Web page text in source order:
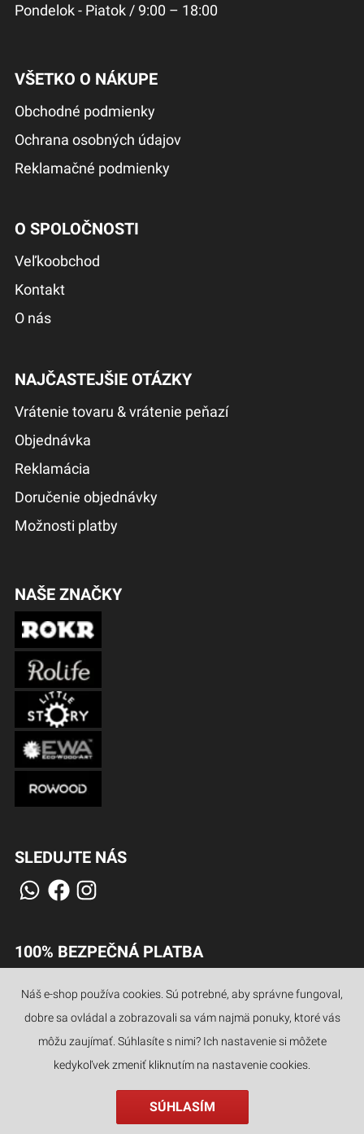
Pondelok - Piatok / 9:00 – 18:00
VŠETKO O NÁKUPE
Obchodné podmienky
Ochrana osobných údajov
Reklamačné podmienky
O SPOLOČNOSTI
Veľkoobchod
Kontakt
O nás
NAJČASTEJŠIE OTÁZKY
Vrátenie tovaru & vrátenie peňazí
Objednávka
Reklamácia
Doručenie objednávky
Možnosti platby
NAŠE ZNAČKY
SLEDUJTE NÁS
100% BEZPEČNÁ PLATBA
JAZYKY
Náš e-shop používa cookies. Sú potrebné, aby správne fungoval,
dobre sa ovládal a zobrazovali sa vám najmä ponuky, ktoré vás
môžu zaujímať. Súhlasíte s nimi? Ich nastavenie si môžete
kedykoľvek zmeniť kliknutím na nastavenie cookies.
SÚHLASÍM